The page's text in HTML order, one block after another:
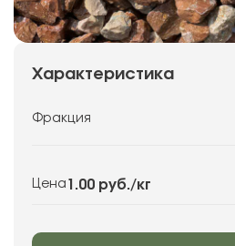
Характеристика
Фракция
Цена1.00 руб./кг